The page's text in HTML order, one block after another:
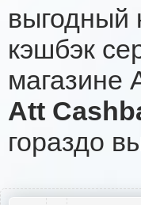
выгодный
кэшбэк
магазине
Att
гораздо